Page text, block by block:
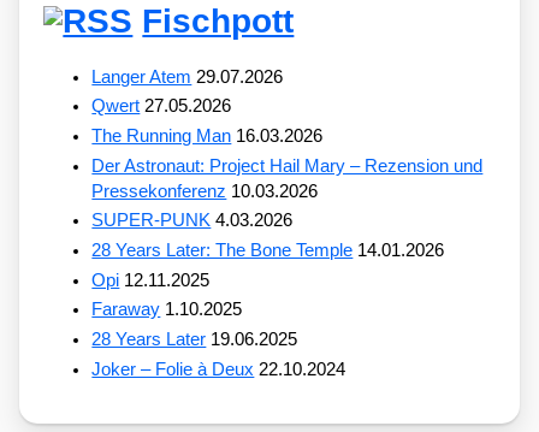
Fischpott
Langer Atem 29.07.2026
Qwert 27.05.2026
The Running Man 16.03.2026
Der Astronaut: Project Hail Mary – Rezension und
Pressekonferenz 10.03.2026
SUPER-PUNK 4.03.2026
28 Years Later: The Bone Temple 14.01.2026
Opi 12.11.2025
Faraway 1.10.2025
28 Years Later 19.06.2025
Joker – Folie à Deux 22.10.2024